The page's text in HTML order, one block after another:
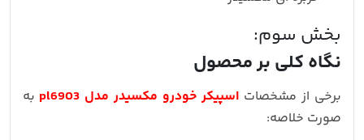
بخش سوم:
نگاه کلی بر محصول
برخی از مشخصات اسپیکر خودرو مکسیدر مدل pl6903
به
صورت خلاصه: